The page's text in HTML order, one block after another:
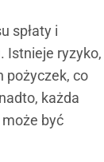
spłaty i
Istnieje ryzyko,
pożyczek, co
każda
być